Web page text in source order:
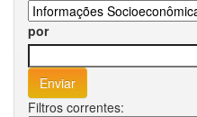
por
Filtros correntes: